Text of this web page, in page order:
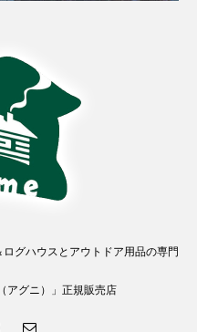
グハウスとアウトドア用品の専門
アグニ）」正規販売店